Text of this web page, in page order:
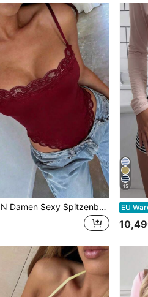
GLAMSKIN Damen Sexy Spitzenbesatz Spaghettiträger Bodysuit, ärmelloser Slim Fit Tank Bodysuit, lässiges Alltagsoutfit für Sommer und Herbst Schulanfang Saison
15
EU